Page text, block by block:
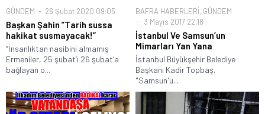
GÜNDEM 26 Şubat 2020 09:05
Başkan Şahin ”Tarih sussa
hakikat susmayacak!”
“İnsanlıktan nasibini almamış
Ermeniler, 25 şubat’ı 26 şubat’a
bağlayan o...
BAFRA HABERLERİ, GÜNDEM
3 Mayıs 2017 22:18
İstanbul Ve Samsun’un
Mimarları Yan Yana
İstanbul Büyükşehir Belediye
Başkanı Kadir Topbaş,
"Samsun'u...